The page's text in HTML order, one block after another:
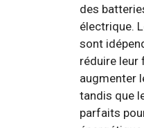
des
électrique.
sont
réduire leur
augmenter
tandis que
parfaits